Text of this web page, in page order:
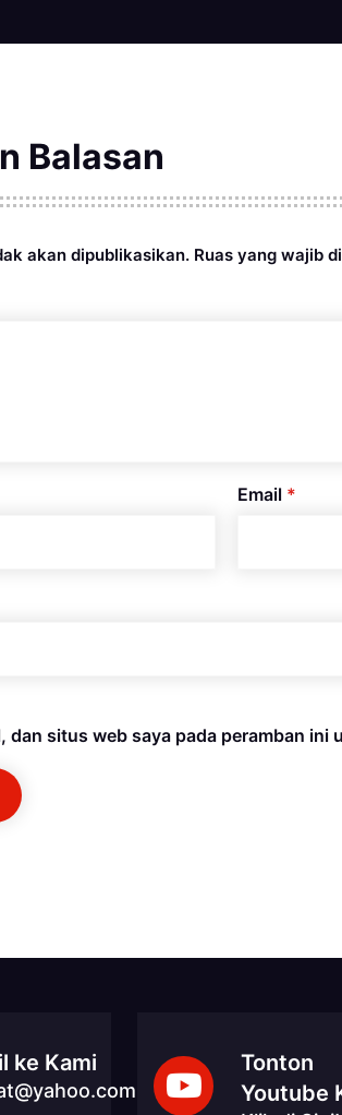
Balasan
akan dipublikasikan. Ruas yang wajib
Email *
dan situs web saya pada peramban
ke Kami
Tonton
Youtube